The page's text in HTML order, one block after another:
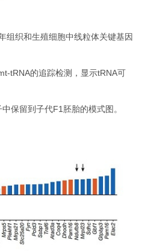
组织和生殖细胞中线粒体关键基因
tRNA的追踪检测，显示tRNA可
保留到子代F1胚胎的模式图。